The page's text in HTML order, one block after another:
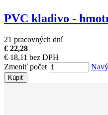
PVC kladivo -
21 pracovných dní
€ 22,28
€ 18,11 bez DPH
Zmeniť počet
Kúpiť